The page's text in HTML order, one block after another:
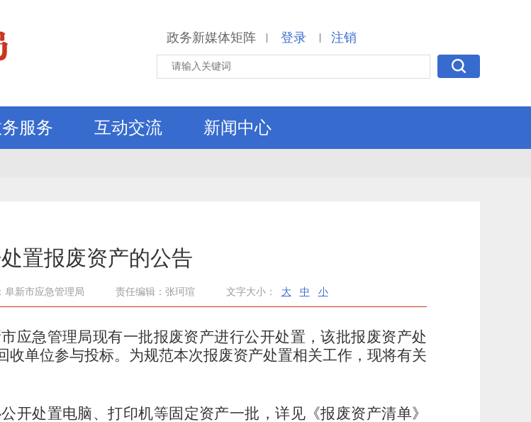
政务新媒体矩阵 | 登录 | 注销
服务 互动交流 新闻中心
置报废资产的公告
阜新市应急管理局 责任编辑：张珂瑄 文字大小： 大 中 小
应急管理局现有一批报废资产进行公开处置，该批报废资产处
单位参与投标。为规范本次报废资产处置相关工作，现将有关
公开处置电脑、打印机等固定资产一批，详见《报废资产清单》